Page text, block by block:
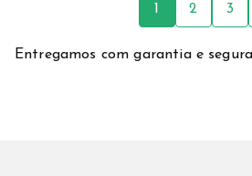
1 2 3
Entregamos com garantia e